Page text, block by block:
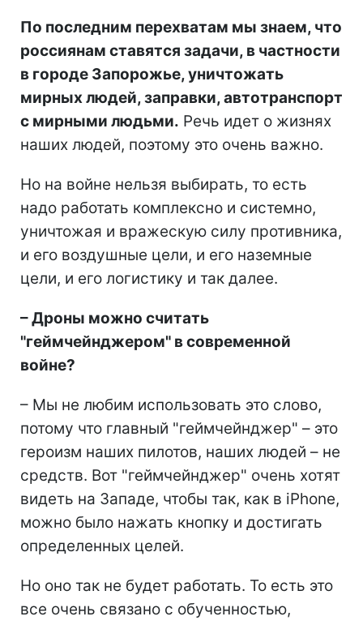
По последним перехватам мы знаем, что
россиянам ставятся задачи, в частности
в городе Запорожье, уничтожать
мирных людей, заправки, автотранспорт
с мирными людьми. Речь идет о жизнях
наших людей, поэтому это очень важно.
Но на войне нельзя выбирать, то есть
надо работать комплексно и системно,
уничтожая и вражескую силу противника,
и его воздушные цели, и его наземные
цели, и его логистику и так далее.
– Дроны можно считать
"геймчейнджером" в современной
войне?
– Мы не любим использовать это слово,
потому что главный "геймчейнджер" – это
героизм наших пилотов, наших людей – не
средств. Вот "геймчейнджер" очень хотят
видеть на Западе, чтобы так, как в iPhone,
можно было нажать кнопку и достигать
определенных целей.
Но оно так не будет работать. То есть это
все очень связано с обученностью,